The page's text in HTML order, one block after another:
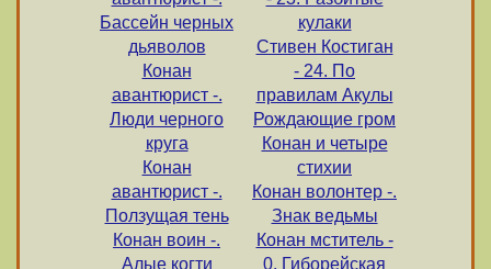
Бассейн черных
дьяволов
Конан
авантюрист -.
Люди черного
круга
Конан
авантюрист -.
Ползущая тень
Конан воин -.
Алые когти
кулаки
Стивен Костиган
- 24. По
правилам Акулы
Рождающие гром
Конан и четыре
стихии
Конан волонтер -.
Знак ведьмы
Конан мститель -
0. Гиборейская